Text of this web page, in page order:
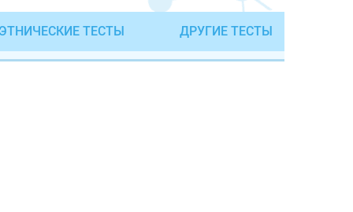
ЭТНИЧЕСКИЕ ТЕСТЫ ДРУГИЕ ТЕСТЫ